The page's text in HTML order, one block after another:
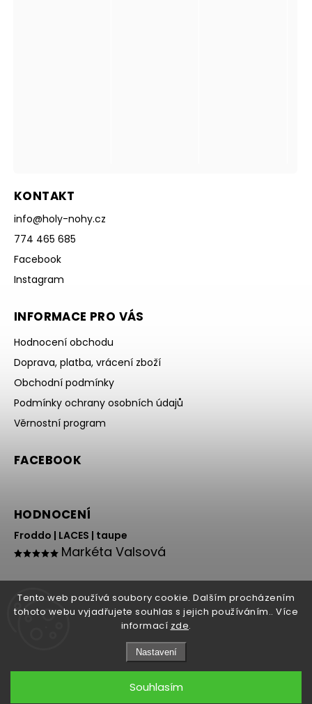
Tento web používá soubory cookie. Dalším procházením
tohoto webu vyjadřujete souhlas s jejich používáním.. Více
informací zde.
Nastavení
Souhlasím
KONTAKT
info@holy-nohy.cz
774 465 685
Facebook
Instagram
INFORMACE PRO VÁS
Hodnocení obchodu
Doprava, platba, vrácení zboží
Obchodní podmínky
Podmínky ochrany osobních údajů
Věrnostní program
FACEBOOK
HODNOCENÍ
Froddo | LACES | taupe
Markéta Valsová